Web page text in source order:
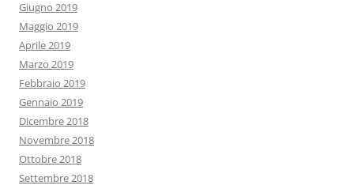
Giugno 2019
Maggio 2019
Aprile 2019
Marzo 2019
Febbraio 2019
Gennaio 2019
Dicembre 2018
Novembre 2018
Ottobre 2018
Settembre 2018